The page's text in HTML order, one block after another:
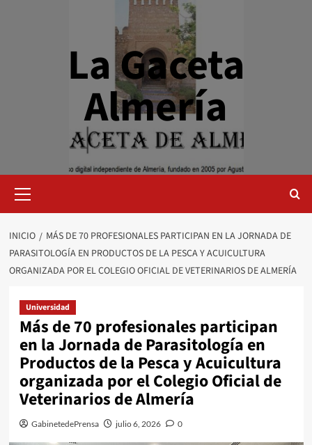
La Gaceta
Almería
primario
INICIO
MÁS DE 70 PROFESIONALES PARTICIPAN EN LA JORNADA DE
PARASITOLOGÍA EN PRODUCTOS DE LA PESCA Y ACUICULTURA
ORGANIZADA POR EL COLEGIO OFICIAL DE VETERINARIOS DE ALMERÍA
Universidad
Más de 70 profesionales participan
en la Jornada de Parasitología en
Productos de la Pesca y Acuicultura
organizada por el Colegio Oficial de
Veterinarios de Almería
GabinetedePrensa julio 6, 2026 0